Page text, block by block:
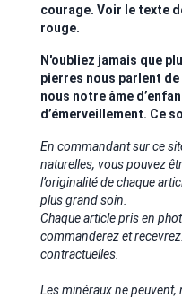
courage. Voir le texte
rouge.
N'oubliez jamais que
pierres nous parlent
nous notre âme
d’émerveillement. Ce
En commandant sur ce
naturelles, vous pouvez
l’originalité de chaque
plus grand soin.
Chaque article pris en
commanderez et
contractuelles.
Les minéraux ne peuvent,